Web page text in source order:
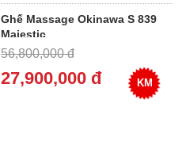
Ghế Massage Okinawa S 839
Majestic
56,800,000 đ
27,900,000 đ KM